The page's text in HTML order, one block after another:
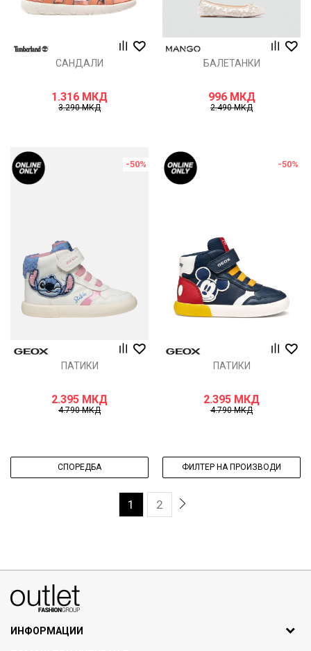
САНДАЛИ
1.316 МКД
3.290МКД
БАЛЕТАНКИ
996 МКД
2.490МКД
-50%
ПАТИКИ
2.395 МКД
4.790МКД
-50%
ПАТИКИ
2.395 МКД
4.790МКД
СПОРЕДБА ФИЛТЕР НА ПРОИЗВОДИ
1 2
ИНФОРМАЦИИ